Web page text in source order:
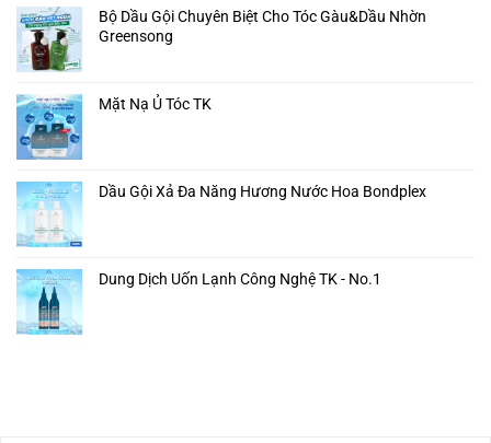
Bộ Dầu Gội Chuyên Biệt Cho Tóc Gàu&Dầu Nhờn
Greensong
Mặt Nạ Ủ Tóc TK
Dầu Gội Xả Đa Năng Hương Nước Hoa Bondplex
Dung Dịch Uốn Lạnh Công Nghệ TK - No.1